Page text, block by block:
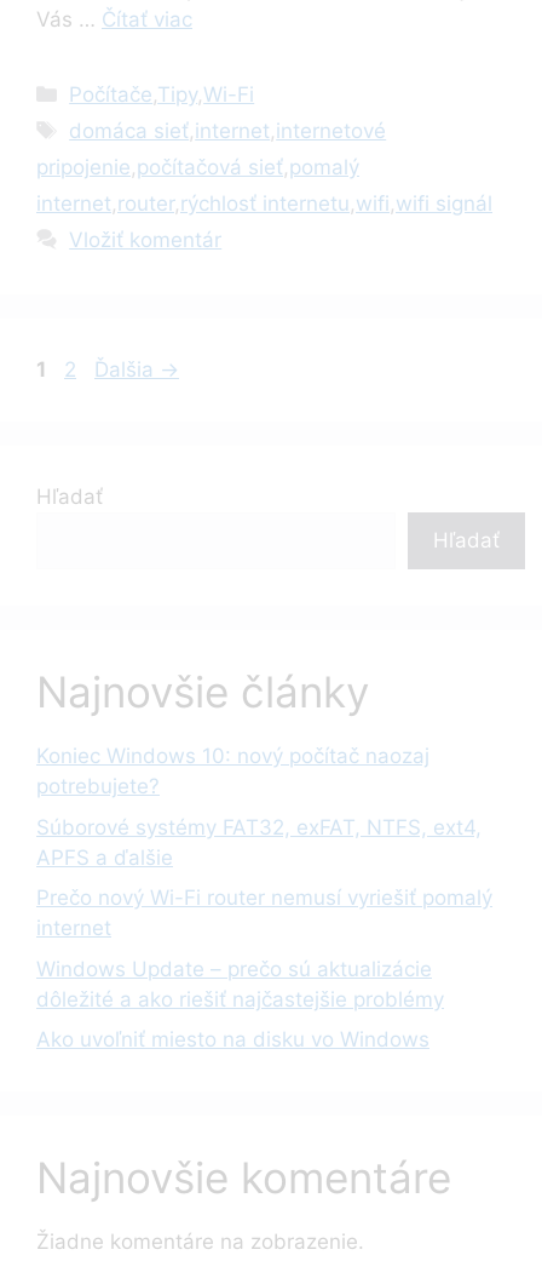
Vás … Čítať viac
Kategórie
Počítače,Tipy,Wi-Fi
Značky
domáca sieť,internet,internetové
pripojenie,počítačová sieť,pomalý
internet,router,rýchlosť internetu,wifi,wifi signál
Vložiť komentár
Stránka
1 Stránka
2 Ďalšia →
Hľadať
Hľadať
Najnovšie články
Koniec Windows 10: nový počítač naozaj
potrebujete?
Súborové systémy FAT32, exFAT, NTFS, ext4,
APFS a ďalšie
Prečo nový Wi-Fi router nemusí vyriešiť pomalý
internet
Windows Update – prečo sú aktualizácie
dôležité a ako riešiť najčastejšie problémy
Ako uvoľniť miesto na disku vo Windows
Najnovšie komentáre
Žiadne komentáre na zobrazenie.